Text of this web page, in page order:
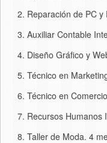
Reparación de PC
Auxiliar Contable
Diseño Gráfico y
Técnico en
Técnico en
Recursos Humanos
Taller de Moda. 4